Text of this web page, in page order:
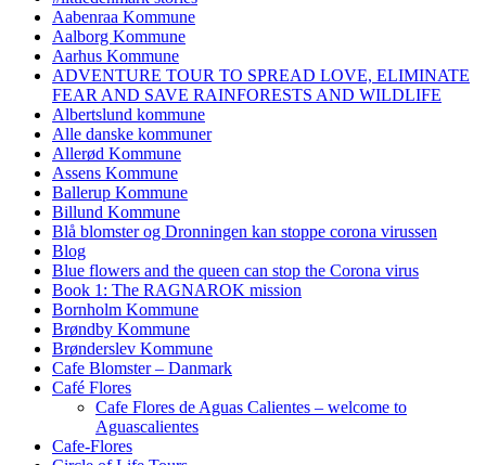
Aabenraa Kommune
Aalborg Kommune
Aarhus Kommune
ADVENTURE TOUR TO SPREAD LOVE, ELIMINATE
FEAR AND SAVE RAINFORESTS AND WILDLIFE
Albertslund kommune
Alle danske kommuner
Allerød Kommune
Assens Kommune
Ballerup Kommune
Billund Kommune
Blå blomster og Dronningen kan stoppe corona virussen
Blog
Blue flowers and the queen can stop the Corona virus
Book 1: The RAGNAROK mission
Bornholm Kommune
Brøndby Kommune
Brønderslev Kommune
Cafe Blomster – Danmark
Café Flores
Cafe Flores de Aguas Calientes – welcome to
Aguascalientes
Cafe-Flores